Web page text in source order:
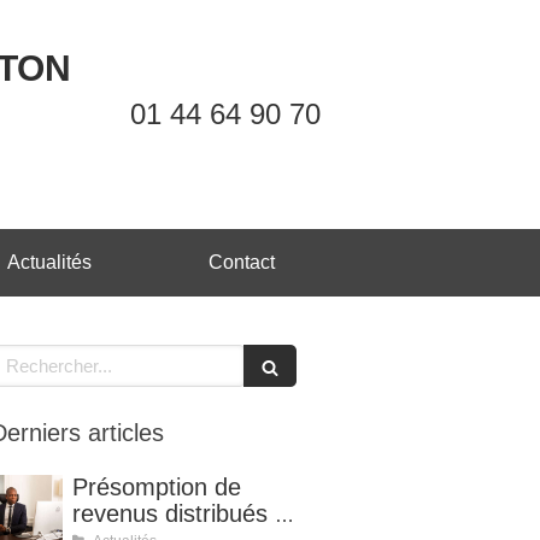
01 44 64 90 70
Actualités Contact
Rechercher
articles
Présomption de
revenus distribués et